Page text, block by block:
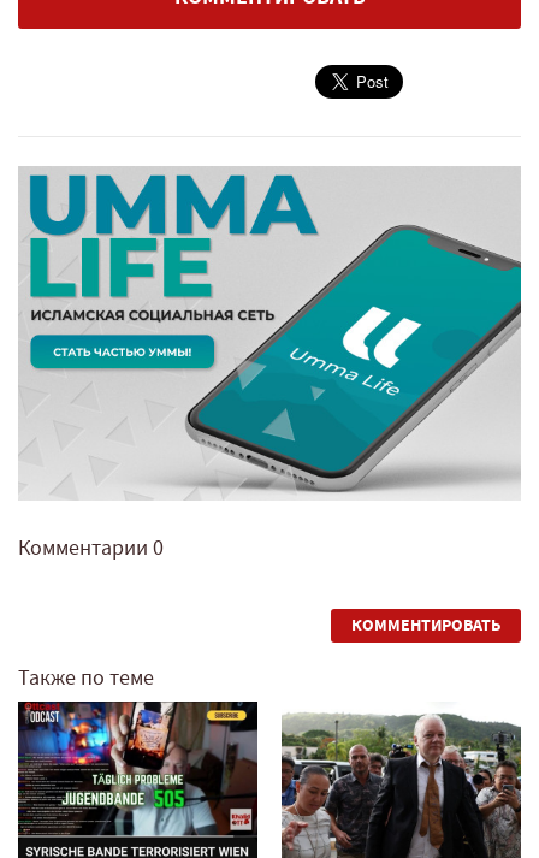
Комментарии 0
КОММЕНТИРОВАТЬ
Также по теме